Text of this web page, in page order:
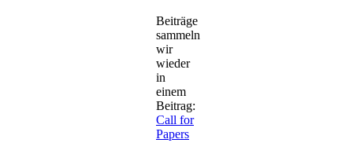
Beiträge
sammeln
wir
wieder
in
einem
Beitrag:
Call for
Papers